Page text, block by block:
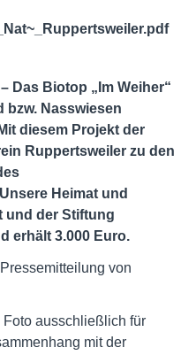
Das Biotop „Im Weiher“
bzw. Nasswiesen
diesem Projekt der
Ruppertsweiler zu den
Heimat und
und der Stiftung
erhält 3.000 Euro.
von
Foto ausschließlich für
mit der